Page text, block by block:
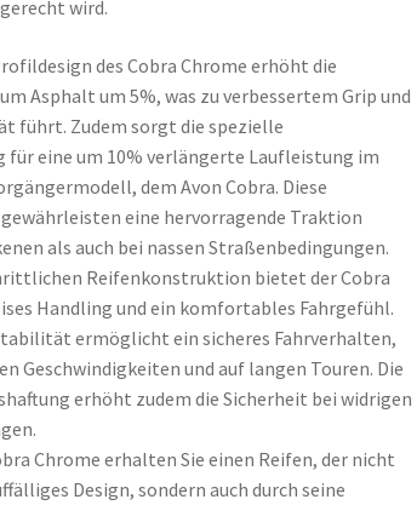
wird.
des Cobra Chrome erhöht die
Asphalt um 5%, was zu verbessertem Grip und
führt. Zudem sorgt die spezielle
für eine um 10% verlängerte Laufleistung im
dem Avon Cobra. Diese
eine hervorragende Traktion
als auch bei nassen Straßenbedingungen.
Reifenkonstruktion bietet der Cobra
Handling und ein komfortables Fahrgefühl.
ermöglicht ein sicheres Fahrverhalten,
Geschwindigkeiten und auf langen Touren. Die
erhöht zudem die Sicherheit bei widrigen
Chrome erhalten Sie einen Reifen, der nicht
Design, sondern auch durch seine